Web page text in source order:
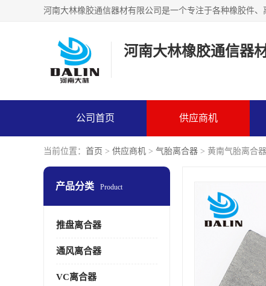
河南大林橡胶通信器
公司首页 供应商机
当前位置： 首页 > 供应商机 > 气胎离合器 > 黄南气胎离合
产品分类 Product
推盘离合器
通风离合器
VC离合器